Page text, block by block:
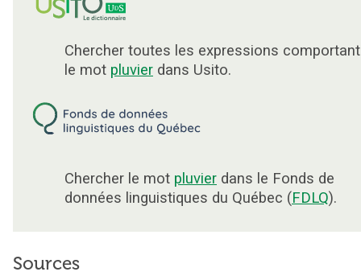
Chercher toutes les expressions comportant
le mot pluvier dans Usito.
Chercher le mot pluvier dans le Fonds de
données linguistiques du Québec (FDLQ).
Sources